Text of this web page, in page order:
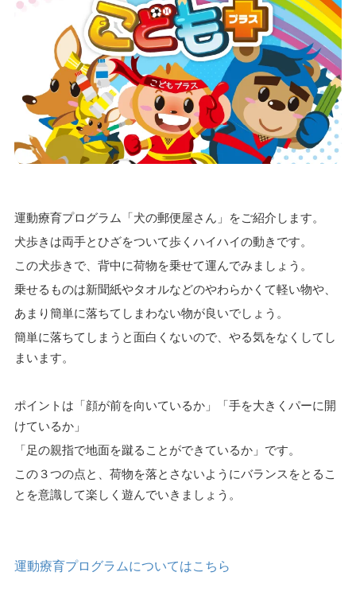
運動療育プログラム「犬の郵便屋さん」をご紹介します。
犬歩きは両手とひざをついて歩くハイハイの動きです。
この犬歩きで、背中に荷物を乗せて運んでみましょう。
乗せるものは新聞紙やタオルなどのやわらかくて軽い物や、
あまり簡単に落ちてしまわない物が良いでしょう。
簡単に落ちてしまうと面白くないので、やる気をなくしてし
まいます。
ポイントは「顔が前を向いているか」「手を大きくパーに開
けているか」
「足の親指で地面を蹴ることができているか」です。
この３つの点と、荷物を落とさないようにバランスをとるこ
とを意識して楽しく遊んでいきましょう。
運動療育プログラムについてはこちら